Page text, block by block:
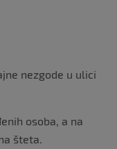
nezgode u ulici
osoba, a na
šteta.